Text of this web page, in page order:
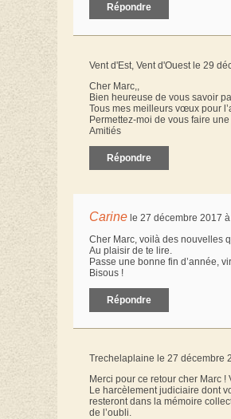
Répondre
Vent d'Est, Vent d'Ouest le 29
Cher Marc,,
Bien heureuse de vous savoir
Tous mes meilleurs vœux pour
Permettez-moi de vous faire une
Amitiés
Répondre
Carine le 27 décembre 2017
Cher Marc, voilà des nouvelles
Au plaisir de te lire.
Passe une bonne fin d’année,
Bisous !
Répondre
Trechelaplaine le 27 décembre
Merci pour ce retour cher Marc !
Le harcèlement judiciaire dont
resteront dans la mémoire
de l’oubli.